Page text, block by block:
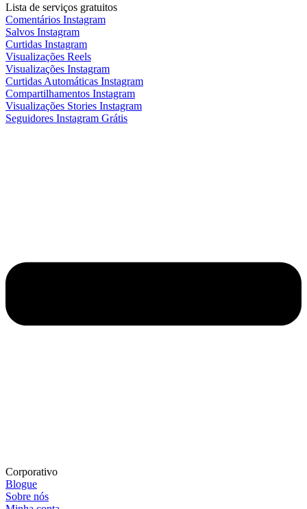
Lista de serviços gratuitos
Comentários Instagram
Salvos Instagram
Curtidas Instagram
Visualizações Reels
Visualizações Instagram
Curtidas Automáticas Instagram
Compartilhamentos Instagram
Visualizações Stories Instagram
Seguidores Instagram Grátis
Corporativo
Blogue
Sobre nós